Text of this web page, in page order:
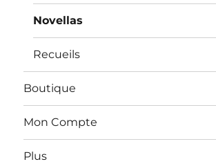
Novellas
Recueils
Boutique
Mon Compte
Plus